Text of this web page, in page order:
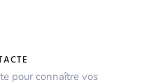
pour connaître vos